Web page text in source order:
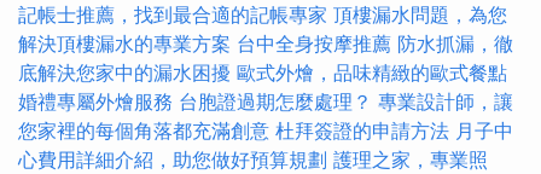
記帳士推薦，找到最合適的記帳專家 頂樓漏水問題，為您
解決頂樓漏水的專業方案 台中全身按摩推薦 防水抓漏，徹
底解決您家中的漏水困擾 歐式外燴，品味精緻的歐式餐點
婚禮專屬外燴服務 台胞證過期怎麼處理？ 專業設計師，讓
您家裡的每個角落都充滿創意 杜拜簽證的申請方法 月子中
心費用詳細介紹，助您做好預算規劃 護理之家，專業照